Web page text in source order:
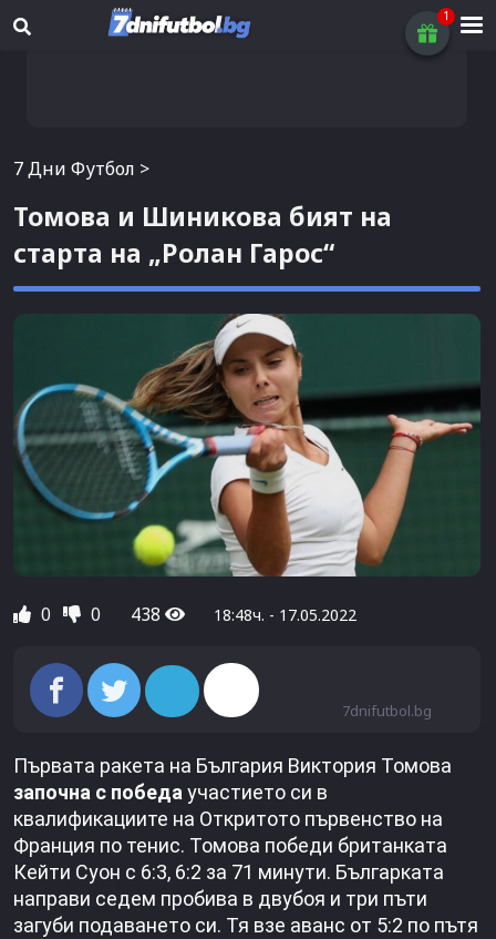
7 Дни Футбол >
Томова и Шиникова бият на
старта на „Ролан Гарос“
0 0 438 18:48ч. - 17.05.2022
7dnifutbol.bg
Първата ракета на България Виктория Томова
започна с победаучастието си в
квалификациите на Откритото първенство на
Франция по тенис. Томова победи британката
Кейти Суон с 6:3, 6:2 за 71 минути. Българката
направи седем пробива в двубоя и три пъти
загуби подаването си. Тя взе аванс от 5:2 по пътя